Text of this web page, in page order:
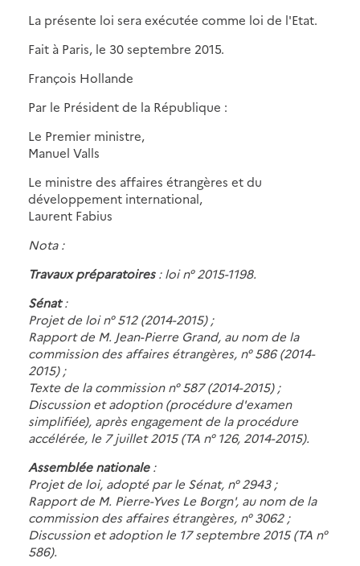
La présente loi sera exécutée comme loi de l'Etat.
Fait à Paris, le 30 septembre 2015.
François Hollande
Par le Président de la République :
Le Premier ministre,
Manuel Valls
Le ministre des affaires étrangères et du
développement international,
Laurent Fabius
Nota :
Travaux préparatoires: loi n° 2015-1198.
Sénat:
Projet de loi n° 512 (2014-2015) ;
Rapport de M. Jean-Pierre Grand, au nom de la
commission des affaires étrangères, n° 586 (2014-
2015) ;
Texte de la commission n° 587 (2014-2015) ;
Discussion et adoption (procédure d'examen
simplifiée), après engagement de la procédure
accélérée, le 7 juillet 2015 (TA n° 126, 2014-2015).
Assemblée nationale:
Projet de loi, adopté par le Sénat, n° 2943 ;
Rapport de M. Pierre-Yves Le Borgn', au nom de la
commission des affaires étrangères, n° 3062 ;
Discussion et adoption le 17 septembre 2015 (TA n°
586).